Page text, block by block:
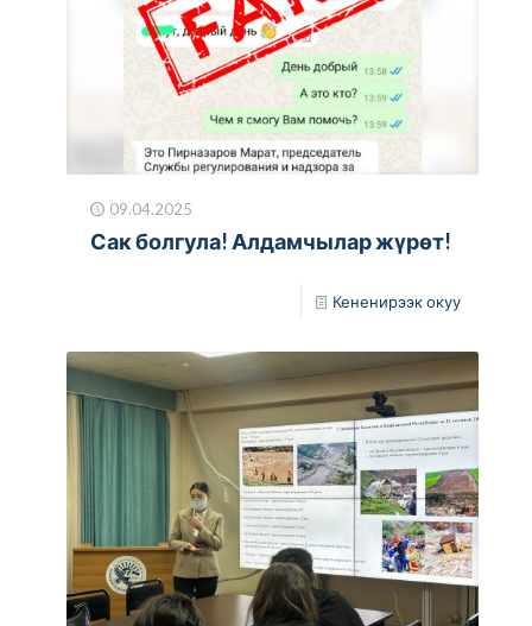
09.04.2025
Сак болгула! Алдамчылар жүрөт!
Кененирээк окуу